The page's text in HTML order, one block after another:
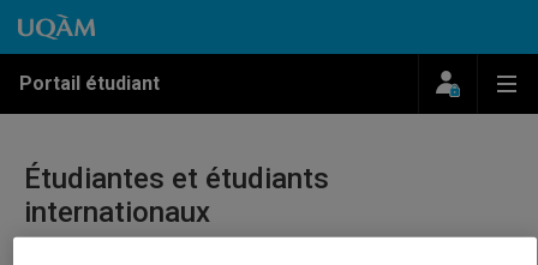
Passer au contenu
Accéder au menu principal
Accéder à la recherche
Passer au contenu
Accéder au menu principal
Portail étudiant Menu
Étudiantes et étudiants
internationaux